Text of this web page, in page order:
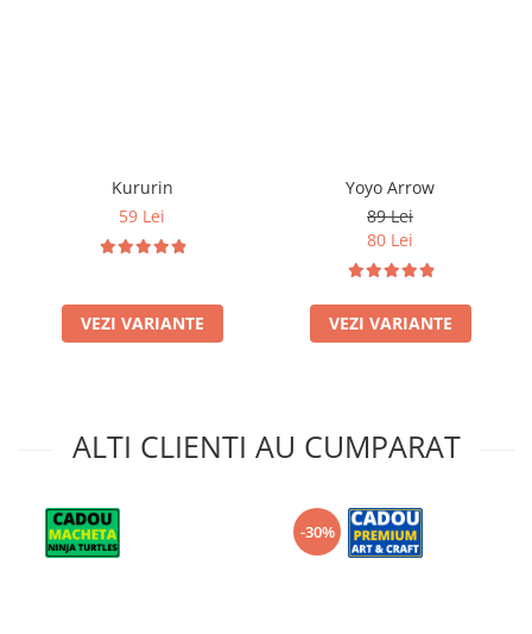
Kururin
59 Lei
VEZI VARIANTE
Yoyo Arrow
89 Lei
80 Lei
VEZI VARIANTE
ALTI CLIENTI AU CUMPARAT
-30%